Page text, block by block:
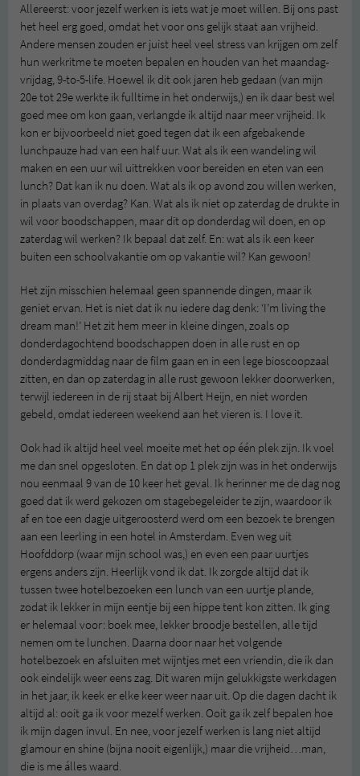
Allereerst: voor jezelf werken is iets wat je moet willen. Bij ons past
het heel erg goed, omdat het voor ons gelijk staat aan vrijheid.
Andere mensen zouden er juist heel veel stress van krijgen om zelf
hun werkritme te moeten bepalen en houden van het maandag-
vrijdag, 9-to-5-life. Hoewel ik dit ook jaren heb gedaan (van mijn
20e tot 29e werkte ik fulltime in het onderwijs,) en ik daar best wel
goed mee om kon gaan, verlangde ik altijd naar meer vrijheid. Ik
kon er bijvoorbeeld niet goed tegen dat ik een afgebakende
lunchpauze had van een half uur. Wat als ik een wandeling wil
maken en een uur wil uittrekken voor bereiden en eten van een
lunch? Dat kan ik nu doen. Wat als ik op avond zou willen werken,
in plaats van overdag? Kan. Wat als ik niet op zaterdag de drukte in
wil voor boodschappen, maar dit op donderdag wil doen, en op
zaterdag wil werken? Ik bepaal dat zelf. En: wat als ik een keer
buiten een schoolvakantie om op vakantie wil? Kan gewoon!
Het zijn misschien helemaal geen spannende dingen, maar ik
geniet ervan. Het is niet dat ik nu iedere dag denk: ‘I’m living the
dream man!’ Het zit hem meer in kleine dingen, zoals op
donderdagochtend boodschappen doen in alle rust en op
donderdagmiddag naar de film gaan en in een lege bioscoopzaal
zitten, en dan op zaterdag in alle rust gewoon lekker doorwerken,
terwijl iedereen in de rij staat bij Albert Heijn, en niet worden
gebeld, omdat iedereen weekend aan het vieren is. I love it.
Ook had ik altijd heel veel moeite met het op één plek zijn. Ik voel
me dan snel opgesloten. En dat op 1 plek zijn was in het onderwijs
nou eenmaal 9 van de 10 keer het geval. Ik herinner me de dag nog
goed dat ik werd gekozen om stagebegeleider te zijn, waardoor ik
af en toe een dagje uitgeroosterd werd om een bezoek te brengen
aan een leerling in een hotel in Amsterdam. Even weg uit
Hoofddorp (waar mijn school was,) en even een paar uurtjes
ergens anders zijn. Heerlijk vond ik dat. Ik zorgde altijd dat ik
tussen twee hotelbezoeken een lunch van een uurtje plande,
zodat ik lekker in mijn eentje bij een hippe tent kon zitten. Ik ging
er helemaal voor: boek mee, lekker broodje bestellen, alle tijd
nemen om te lunchen. Daarna door naar het volgende
hotelbezoek en afsluiten met wijntjes met een vriendin, die ik dan
ook eindelijk weer eens zag. Dit waren mijn gelukkigste werkdagen
in het jaar, ik keek er elke keer weer naar uit. Op die dagen dacht ik
altijd al: ooit ga ik voor mezelf werken. Ooit ga ik zelf bepalen hoe
ik mijn dagen invul. En nee, voor jezelf werken is lang niet altijd
glamour en shine (bijna nooit eigenlijk,) maar die vrijheid…man,
die is me álles waard.